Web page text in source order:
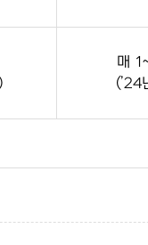
매
(’24